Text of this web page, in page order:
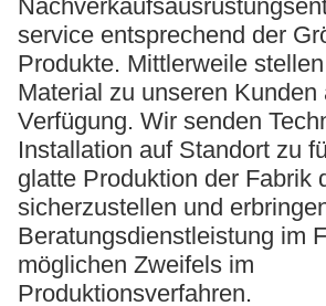
service entsprechend der
Produkte. Mittlerweile
Material zu unseren Kunden
Verfügung. Wir senden
Installation auf Standort zu
glatte Produktion der Fabrik
sicherzustellen und
Beratungsdienstleistung im
möglichen Zweifels im
Produktionsverfahren.